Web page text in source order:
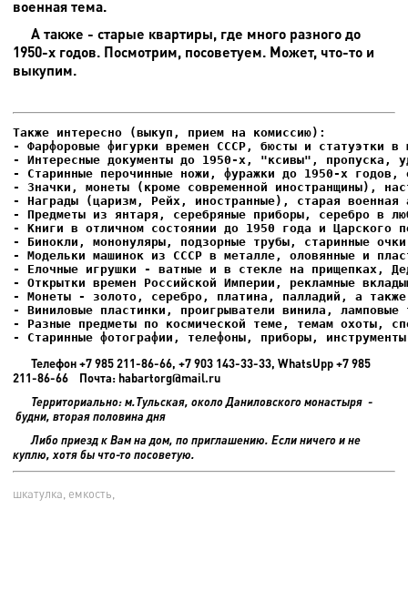
военная тема.
А также - старые квартиры, где много разного до
1950-х годов. Посмотрим, посоветуем. Может, что-то и
выкупим.
- Фарфоровые фигурки времен СССР, бюсты и статуэтки в
- Интересные документы до 1950-х, "ксивы", пропуска,
- Елочные игрушки - ватные и в стекле на прищепках,
- Старинные фотографии, телефоны, приборы,
Телефон +7 985 211-86-66, +7 903 143-33-33, WhatsUpp +7 985
211-86-66 Почта: habartorg@mail.ru
Территориально: м.Тульская, около Даниловского монастыря -
будни, вторая половина дня
Либо приезд к Вам на дом, по приглашению. Если ничего и не
куплю, хотя бы что-то посоветую.
шкатулка, емкость,